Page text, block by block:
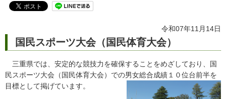
令和07年11月14日
国民スポーツ大会（国民体育大会）
三重県では、安定的な競技力を確保することをめざしており、国
民スポーツ大会（国民体育大会）での男女総合成績 １０位台前半を
目標として掲げています。